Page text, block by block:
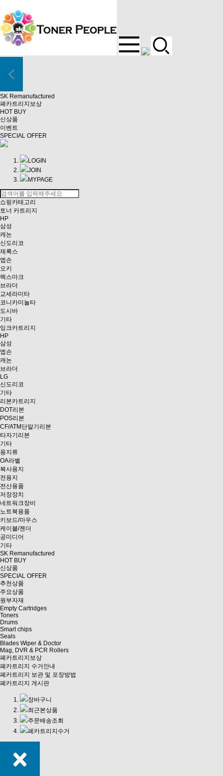
SK Remanufactured
폐카트리지보상
HOT BUY
신상품
이벤트
SPECIAL OFFER
LOGIN
JOIN
MYPAGE
쇼핑카테고리
토너 카트리지
HP
삼성
캐논
신도리코
제록스
엡손
오키
렉스마크
브라더
교세라미타
코니카미놀타
도시바
기타
잉크카트리지
HP
삼성
엡손
캐논
브라더
LG
신도리코
기타
리본카트리지
DOT리본
POS리본
CF/ATM단말기리본
타자기리본
기타
용지류
OA라벨
복사용지
전용지
전산용품
저장장치
네트워크장비
노트북용품
키보드/마우스
케이블/젠더
공미디어
기타
SK Remanufactured
HOT BUY
신상품
SPECIAL OFFER
추천상품
주요상품
원부자재
Empty Cartridges
Toners
Drums
Smart chips
Seals
Blades Wiper & Doctor
Mag, DVR & PCR Rollers
폐카트리지보상
폐카트리지 수거안내
폐카트리지 보관 및 포장방법
폐카트리지 게시판
장바구니
최근본상품
주문배송조회
폐카트리지수거